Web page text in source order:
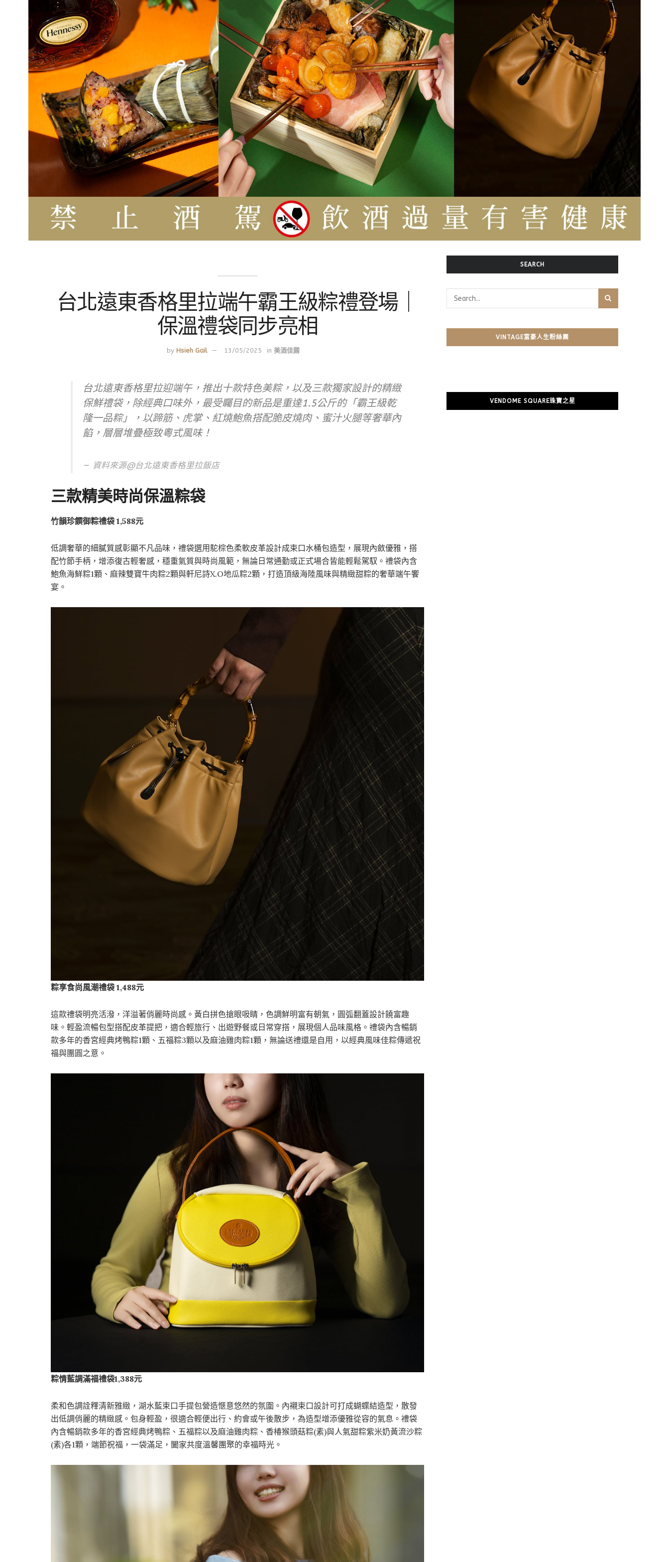
台北遠東香格里拉端午霸王級粽禮登場｜
保溫禮袋同步亮相
by Hsieh Gail 13/05/2025 in 美酒佳餚
台北遠東香格里拉迎端午，推出十款特色美粽，以及三款獨家設計的精緻
保鮮禮袋，除經典口味外，最受矚目的新品是重達1.5公斤的「霸王級乾
隆一品粽」，以蹄筋、虎掌、紅燒鮑魚搭配脆皮燒肉、蜜汁火腿等奢華內
餡，層層堆疊極致粵式風味！
資料來源@台北遠東香格里拉飯店
三款精美時尚保溫粽袋
竹韻珍饌御粽禮袋 1,588元
低調奢華的細膩質感彰顯不凡品味，禮袋選用駝棕色柔軟皮革設計成束口水桶包造型，展現內斂優雅，搭
配竹節手柄，增添復古輕奢感，穩重氣質與時尚風範，無論日常通勤或正式場合皆能輕鬆駕馭。禮袋內含
鮑魚海鮮粽1顆、麻辣雙寶牛肉粽2顆與軒尼詩X.O地瓜粽2顆，打造頂級海陸風味與精緻甜粽的奢華端午饗
宴。
粽享食尚風潮禮袋 1,488元
這款禮袋明亮活潑，洋溢著俏麗時尚感。黃白拼色搶眼吸睛，色調鮮明富有朝氣，圓弧翻蓋設計饒富趣
味。輕盈流暢包型搭配皮革提把，適合輕旅行、出遊野餐或日常穿搭，展現個人品味風格。禮袋內含暢銷
款多年的香宮經典烤鴨粽1顆、五福粽3顆以及麻油雞肉粽1顆，無論送禮還是自用，以經典風味佳粽傳遞祝
福與團圓之意。
粽情藍調滿福禮袋1,388元
柔和色調詮釋清新雅緻，湖水藍束口手提包營造愜意悠然的氛圍。內襯束口設計可打成蝴蝶結造型，散發
出低調俏麗的精緻感。包身輕盈，很適合輕便出行、約會或午後散步，為造型增添優雅從容的氣息。禮袋
內含暢銷款多年的香宮經典烤鴨粽、五福粽以及麻油雞肉粽、香椿猴頭菇粽(素)與人氣甜粽紫米奶黃流沙粽
(素)各1顆，端節祝福，一袋滿足，闔家共度溫馨團聚的幸福時光。
SEARCH
VINTAGE富豪人生粉絲團
VENDOME SQUARE珠寶之星